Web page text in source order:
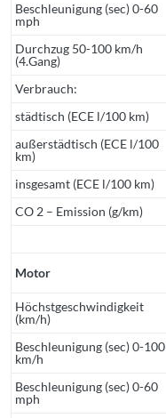
Beschleunigung (sec) 0-60
mph
Durchzug 50-100 km/h
(4.Gang)
Verbrauch:
städtisch (ECE l/100 km)
außerstädtisch (ECE l/100
km)
insgesamt (ECE l/100 km)
CO 2 – Emission (g/km)
Motor
Höchstgeschwindigkeit
(km/h)
Beschleunigung (sec) 0-100
km/h
Beschleunigung (sec) 0-60
mph